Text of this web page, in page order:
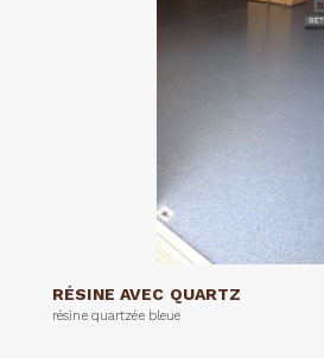
RÉSINE AVEC QUARTZ
résine quartzée bleue